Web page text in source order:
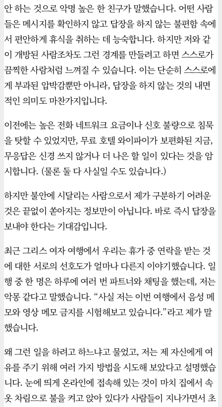
안 하는 것으로 악명 높은 한 친구가 말했습니다. 어떤 사람
들은 메시지를 확인하지 않고 답장을 하지 않는 불편함 속에
서 편안하게 휴식을 취하는 데 능숙합니다. 하지만 저와 같
이 개방된 사람조차도 그런 경계를 만들려고 하면 스스로가
끔찍한 사람처럼 느껴질 수 있습니다. 이는 단순히 스스로에
게 부과된 압박감뿐만 아니라, 답장을 하지 않는 것의 내면
적인 의미도 마찬가지입니다.
이전에는 높은 전화 네트워크 요금이나 신호 불량으로 침묵
을 탓할 수 있었지만, 무료 호텔 와이파이가 보편화된 지금,
무응답은 신경 쓰지 않거나 더 나은 할 일이 있다는 것을 암
시합니다. (물론 둘 다 사실일 수도 있습니다.)
하지만 불안에 시달리는 사람으로서 제가 구분하기 어려운
것은 끝없이 쏟아지는 정보만이 아닙니다. 바로 즉시 답장을
보내야 한다는 기대감입니다.
최근 그리스 여자 여행에서 우리는 휴가 중 연락을 받는 것
에 대한 서로의 선호도가 얼마나 다른지 이야기했습니다. 일
행 중 한 명은 하루에 여러 번 파트너와 채팅을 했는데, 저는
악몽 같다고 말했습니다. “사실 저는 이번 여행에서 음성 메
모와 영상 메모 금지를 시험해보고 있습니다.”라고 제가 말
했습니다.
왜 그런 일을 하려고 하느냐고 물었고, 저는 제 자신에게 여
유를 주기 위해 여러 가지 방법을 시도해 보았다고 설명했습
니다. 눈에 띄게 온라인에 접속해 있는 것이 마치 집에서 속
옷 차림으로 불을 켜고 앉아 있다가 사람들이 지나가면서 초